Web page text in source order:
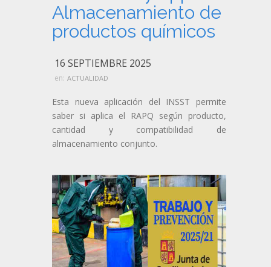
Almacenamiento de
productos químicos
16 SEPTIEMBRE 2025
en: ACTUALIDAD
Esta nueva aplicación del INSST permite
saber si aplica el RAPQ según producto,
cantidad y compatibilidad de
almacenamiento conjunto.